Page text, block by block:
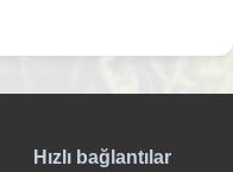
Hızlı bağlantılar